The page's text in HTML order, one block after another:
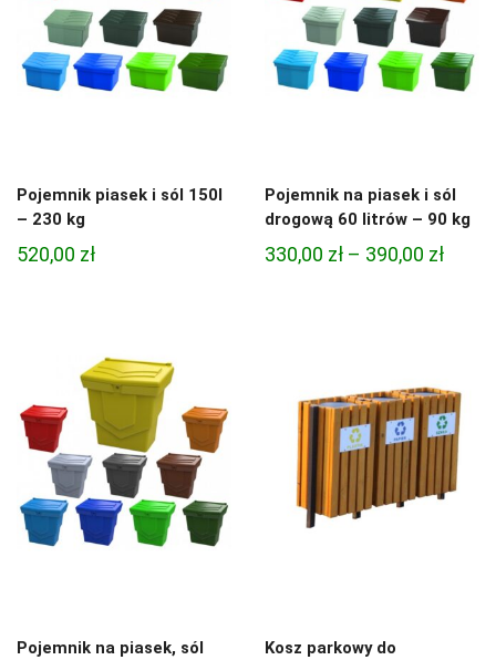
Pojemnik piasek i sól 150l
– 230 kg
520,00 zł
Pojemnik na piasek i sól
drogową 60 litrów – 90 kg
330,00 zł – 390,00 zł
Pojemnik na piasek, sól
Kosz parkowy do